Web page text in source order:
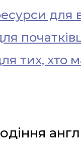
для
тих, хто